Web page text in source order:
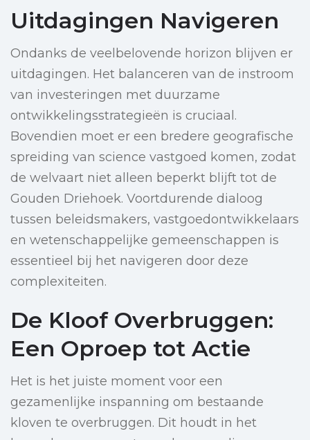
Uitdagingen Navigeren
Ondanks de veelbelovende horizon blijven er
uitdagingen. Het balanceren van de instroom
van investeringen met duurzame
ontwikkelingsstrategieën is cruciaal.
Bovendien moet er een bredere geografische
spreiding van science vastgoed komen, zodat
de welvaart niet alleen beperkt blijft tot de
Gouden Driehoek. Voortdurende dialoog
tussen beleidsmakers, vastgoedontwikkelaars
en wetenschappelijke gemeenschappen is
essentieel bij het navigeren door deze
complexiteiten.
De Kloof Overbruggen:
Een Oproep tot Actie
Het is het juiste moment voor een
gezamenlijke inspanning om bestaande
kloven te overbruggen. Dit houdt in het